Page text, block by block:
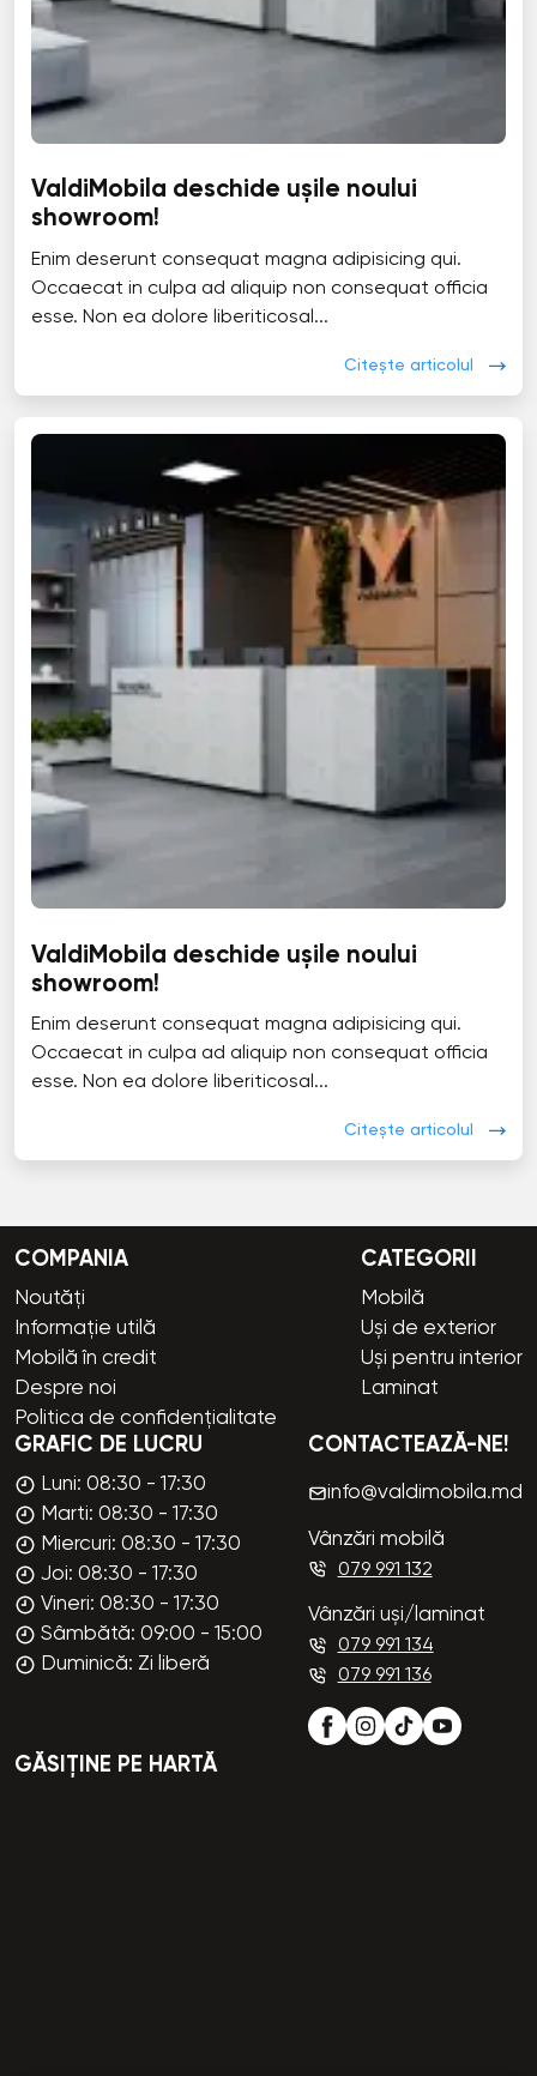
ValdiMobila deschide ușile noului
showroom!
Enim deserunt consequat magna adipisicing qui.
Occaecat in culpa ad aliquip non consequat officia
esse. Non ea dolore liberiticosal...
Citește articolul
ValdiMobila deschide ușile noului
showroom!
Enim deserunt consequat magna adipisicing qui.
Occaecat in culpa ad aliquip non consequat officia
esse. Non ea dolore liberiticosal...
Citește articolul
COMPANIA
Noutăți
Informație utilă
Mobilă în credit
Despre noi
Politica de confidențialitate
CATEGORII
Mobilă
Uși de exterior
Uși pentru interior
Laminat
GRAFIC DE LUCRU
Luni: 08:30 - 17:30
Marti: 08:30 - 17:30
Miercuri: 08:30 - 17:30
Joi: 08:30 - 17:30
Vineri: 08:30 - 17:30
Sâmbătă: 09:00 - 15:00
Duminică: Zi liberă
CONTACTEAZĂ-NE!
info@valdimobila.md
Vânzări mobilă
079 991 132
Vânzări uși/laminat
079 991 134
079 991 136
GĂSIȚINE PE HARTĂ